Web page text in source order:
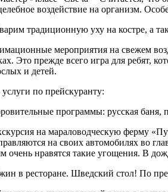
воздействие на организм.
традиционную уху на костре, а
мероприятия на свежем
Это прежде всего игра для ребят,
и детей.
по прейскуранту:
программы: русская
на мараловодческую ферму
на своих автомобилях во
очень нравятся такие угощения. В
в ресторане. Шведский стол! По